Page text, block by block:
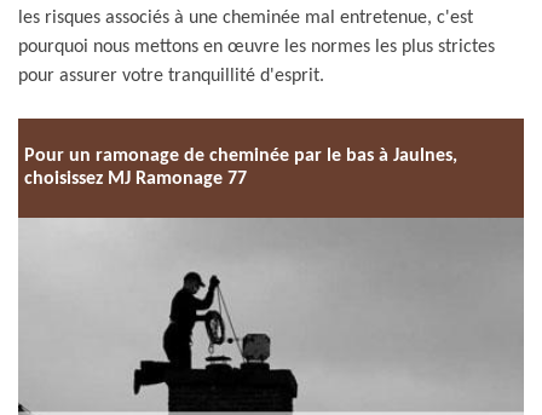
les risques associés à une cheminée mal entretenue, c'est
pourquoi nous mettons en œuvre les normes les plus strictes
pour assurer votre tranquillité d'esprit.
Pour un ramonage de cheminée par le bas à Jaulnes,
choisissez MJ Ramonage 77